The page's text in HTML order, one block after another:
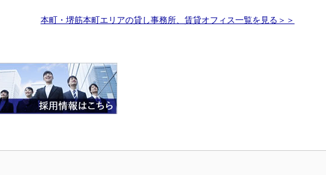
本町・堺筋本町エリアの貸し事務所、賃貸オフィス一覧を見る＞＞